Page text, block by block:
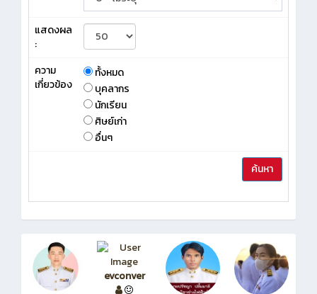
แสดงผล
:
ความ
เกี่ยวข้อง
ทั้งหมด
บุคลากร
นักเรียน
ศิษย์เก่า
อื่นๆ
evconver